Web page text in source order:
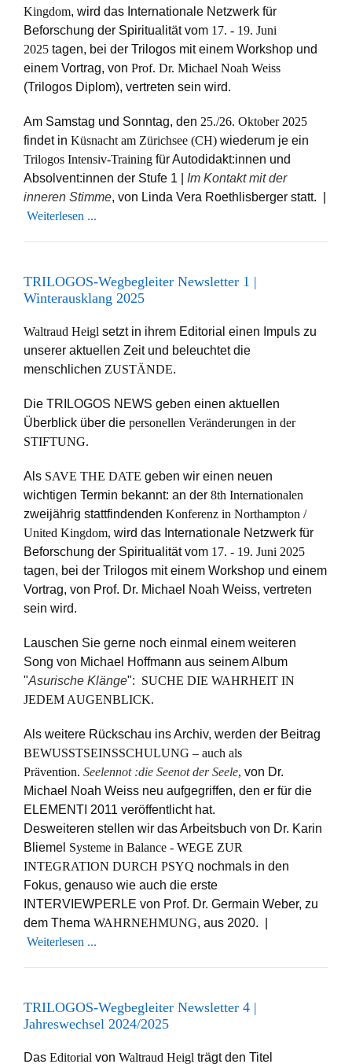
Kingdom, wird das Internationale Netzwerk für
Beforschung der Spiritualität vom 17. - 19. Juni
2025 tagen, bei der Trilogos mit einem Workshop und
einem Vortrag, von Prof. Dr. Michael Noah Weiss
(Trilogos Diplom), vertreten sein wird.
Am Samstag und Sonntag, den 25./26. Oktober 2025
findet in Küsnacht am Zürichsee (CH) wiederum je ein
Trilogos Intensiv-Training für Autodidakt:innen und
Absolvent:innen der Stufe 1 | Im Kontakt mit der
inneren Stimme, von Linda Vera Roethlisberger statt. |
Weiterlesen ...
TRILOGOS-Wegbegleiter Newsletter 1 |
Winterausklang 2025
Waltraud Heigl setzt in ihrem Editorial einen Impuls zu
unserer aktuellen Zeit und beleuchtet die
menschlichen ZUSTÄNDE.
Die TRILOGOS NEWS geben einen aktuellen
Überblick über die personellen Veränderungen in der
STIFTUNG.
Als SAVE THE DATE geben wir einen neuen
wichtigen Termin bekannt: an der 8th Internationalen
zweijährig stattfindenden Konferenz in Northampton /
United Kingdom, wird das Internationale Netzwerk für
Beforschung der Spiritualität vom 17. - 19. Juni 2025
tagen, bei der Trilogos mit einem Workshop und einem
Vortrag, von Prof. Dr. Michael Noah Weiss, vertreten
sein wird.
Lauschen Sie gerne noch einmal einem weiteren
Song von Michael Hoffmann aus seinem Album
"Asurische Klänge": SUCHE DIE WAHRHEIT IN
JEDEM AUGENBLICK.
Als weitere Rückschau ins Archiv, werden der Beitrag
BEWUSSTSEINSSCHULUNG – auch als
Prävention. Seelennot :die Seenot der Seele, von Dr.
Michael Noah Weiss neu aufgegriffen, den er für die
ELEMENTI 2011 veröffentlicht hat.
Desweiteren stellen wir das Arbeitsbuch von Dr. Karin
Bliemel Systeme in Balance - WEGE ZUR
INTEGRATION DURCH PSYQ nochmals in den
Fokus, genauso wie auch die erste
INTERVIEWPERLE von Prof. Dr. Germain Weber, zu
dem Thema WAHRNEHMUNG, aus 2020. |
Weiterlesen ...
TRILOGOS-Wegbegleiter Newsletter 4 |
Jahreswechsel 2024/2025
Das Editorial von Waltraud Heigl trägt den Titel